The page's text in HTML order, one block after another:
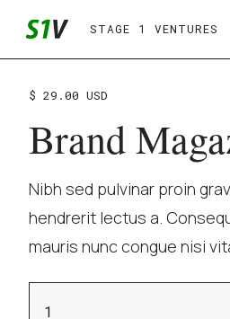
STAGE 1 VENTURES
$ 29.00 USD
Brand
Nibh sed pulvinar proin
hendrerit lectus a.
mauris nunc congue nisi